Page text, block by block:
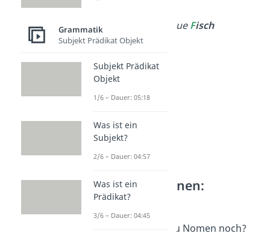
➡️Beispiel:
Der blaueFisch
schwimmt schnell.
Nomen erkennen:
Begleiter
Woran erkennst du Nomen noch?
Grammatik
Subjekt Prädikat Objekt
Subjekt Prädikat
Objekt
1/6 – Dauer: 05:18
Was ist ein
Subjekt?
2/6 – Dauer: 04:57
Was ist ein
Prädikat?
3/6 – Dauer: 04:45